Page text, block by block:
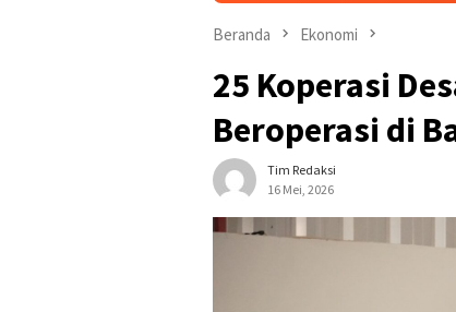
Beranda Ekonomi
25 Koperasi
Beroperasi di
Tim Redaksi
16 Mei, 2026